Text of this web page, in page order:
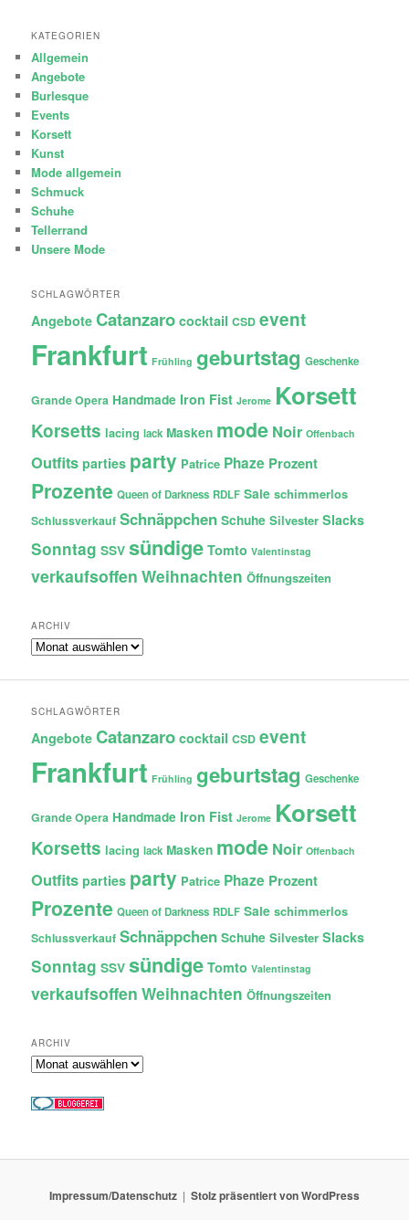
KATEGORIEN
Allgemein
Angebote
Burlesque
Events
Korsett
Kunst
Mode allgemein
Schmuck
Schuhe
Tellerrand
Unsere Mode
SCHLAGWÖRTER
Angebote Catanzaro cocktail CSD event
Frankfurt Frühling geburtstag Geschenke
Grande Opera Handmade Iron Fist Jerome Korsett
Korsetts lacing lack Masken mode Noir Offenbach
Outfits parties party Patrice Phaze Prozent
Prozente Queen of Darkness RDLF Sale schimmerlos
Schlussverkauf Schnäppchen Schuhe Silvester Slacks
Sonntag SSV sündige Tomto Valentinstag
verkaufsoffen Weihnachten Öffnungszeiten
ARCHIV
Archiv
SCHLAGWÖRTER
Angebote Catanzaro cocktail CSD event
Frankfurt Frühling geburtstag Geschenke
Grande Opera Handmade Iron Fist Jerome Korsett
Korsetts lacing lack Masken mode Noir Offenbach
Outfits parties party Patrice Phaze Prozent
Prozente Queen of Darkness RDLF Sale schimmerlos
Schlussverkauf Schnäppchen Schuhe Silvester Slacks
Sonntag SSV sündige Tomto Valentinstag
verkaufsoffen Weihnachten Öffnungszeiten
ARCHIV
Archiv
Impressum/Datenschutz Stolz präsentiert von WordPress